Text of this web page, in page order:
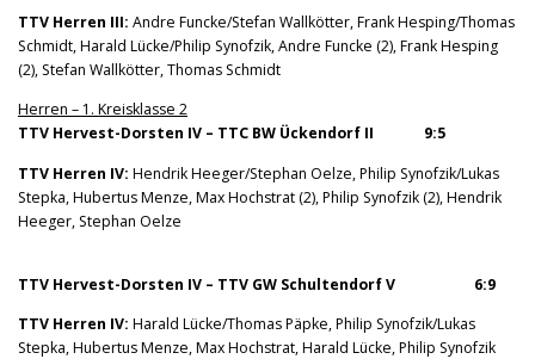
TTV Herren III: Andre Funcke/Stefan Wallkötter, Frank Hesping/Thomas
Schmidt, Harald Lücke/Philip Synofzik, Andre Funcke (2), Frank Hesping
(2), Stefan Wallkötter, Thomas Schmidt
Herren – 1. Kreisklasse 2
TTV Hervest-Dorsten IV – TTC BW Ückendorf II 9:5
TTV Herren IV: Hendrik Heeger/Stephan Oelze, Philip Synofzik/Lukas
Stepka, Hubertus Menze, Max Hochstrat (2), Philip Synofzik (2), Hendrik
Heeger, Stephan Oelze
TTV Hervest-Dorsten IV – TTV GW Schultendorf V 6:9
TTV Herren IV: Harald Lücke/Thomas Päpke, Philip Synofzik/Lukas
Stepka, Hubertus Menze, Max Hochstrat, Harald Lücke, Philip Synofzik